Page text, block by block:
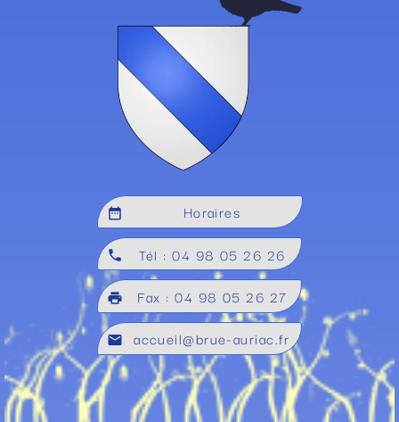
date_range Horaires
local_phone Tél : 04 98 05 26 26
local_printshop Fax : 04 98 05 26 27
mail accueil@brue-auriac.fr